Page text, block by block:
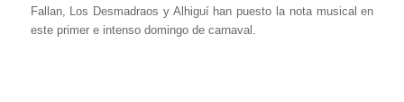
Fallan, Los Desmadraos y Alhiguí han puesto la nota musical en
este primer e intenso domingo de carnaval.